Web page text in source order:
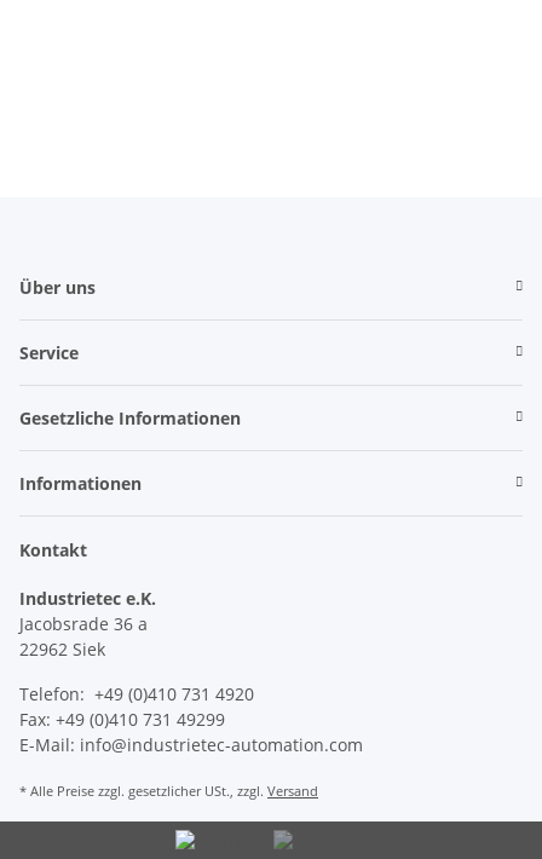
Über uns
Service
Gesetzliche Informationen
Informationen
Kontakt
Industrietec e.K.
Jacobsrade 36 a
22962 Siek
Telefon: +49 (0)410 731 4920
Fax: +49 (0)410 731 49299
E-Mail: info@industrietec-automation.com
* Alle Preise zzgl. gesetzlicher USt., zzgl. Versand